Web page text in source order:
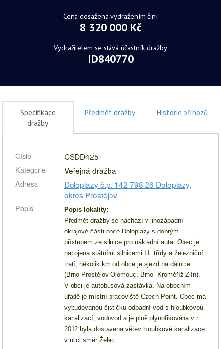
Cena dosažená vydražením činí
8 320 000 Kč
Vydražitelem se stává účastník dražby
ID840770
Specifikace
dražby
Předmět dražby Historie příhozů
Číslo CSDD425
Kategorie Veřejná dražba
Adresa
Doloplazy č.p. 142 798 26 Doloplazy,
okres Prostějov
Popis
Popis lokality:
Předmět dražby se nachází v jihozápadní
okrajové části obce Doloplazy s dobrým
přístupem ze silnice pro nákladní auta. Obec je
napojena státními silnicemi III. třídy a železniční
tratí, několik km od obce je sjezd na dálnice
(Brno-Prostějov-Olomouc, Brno- Kroměříž-Zlín).
V obci je autobusová zastávka. Na obecním
úřadě je místní pracoviště Czech Point. Obec má
vybudovanou čističku odpadní vod s hloubkovou
kanalizací, vodovod a je plně plynofikována v r.
2012 byla dostavena větev hloubkové kanalizace
v ulici směr Želec.